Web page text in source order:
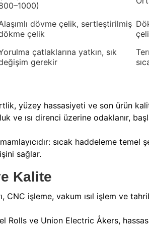
dövme çelik, sertleştirilmiş
çelik
çatlaklarına yatkın, sık
gerekir
yüzey hassasiyeti ve son ürün
ve ısı direnci üzerine odaklanır,
sıcak haddeleme temel
sağlar.
Kalite
CNC işleme, vakum ısıl işlem ve
Rolls ve Union Electric Åkers,